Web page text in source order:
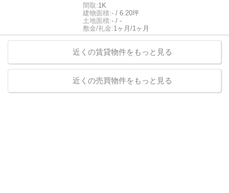
間取:1K
建物面積:- / 6.20坪
土地面積:- / -
敷金/礼金:1ヶ月/1ヶ月
近くの賃貸物件をもっと見る
近くの売買物件をもっと見る